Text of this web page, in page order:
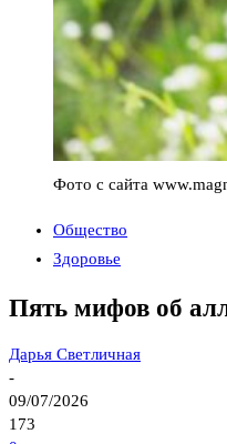
Фото с сайта
Общество
Здоровье
Пять мифов об
Дарья Светличная
-
09/07/2026
173